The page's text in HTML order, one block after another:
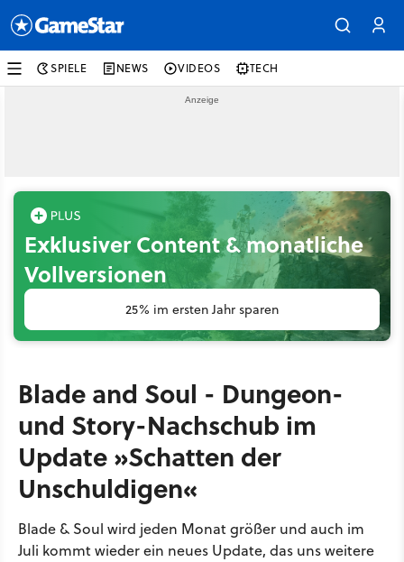
SPIELE NEWS VIDEOS TECH
Exklusiver Content & monatliche
Vollversionen
25% im ersten Jahr sparen
Blade and Soul - Dungeon-
und Story-Nachschub im
Update »Schatten der
Unschuldigen«
Blade & Soul wird jeden Monat größer und auch im
Juli kommt wieder ein neues Update, das uns weitere